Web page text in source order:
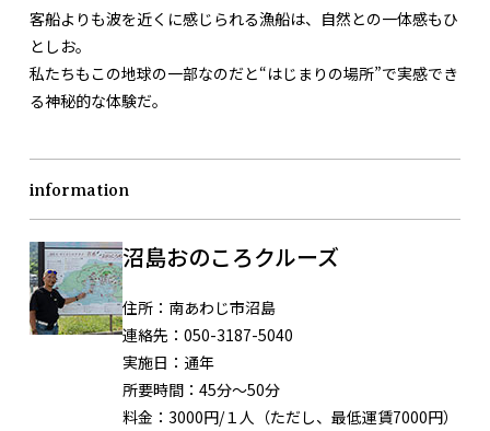
客船よりも波を近くに感じられる漁船は、自然との一体感もひ
としお。
私たちもこの地球の一部なのだと“はじまりの場所”で実感でき
る神秘的な体験だ。
information
沼島おのころクルーズ
住所： 南あわじ市沼島
連絡先： 050-3187-5040
実施日： 通年
所要時間： 45分～50分
料金： 3000円/１人（ただし、最低運賃7000円）